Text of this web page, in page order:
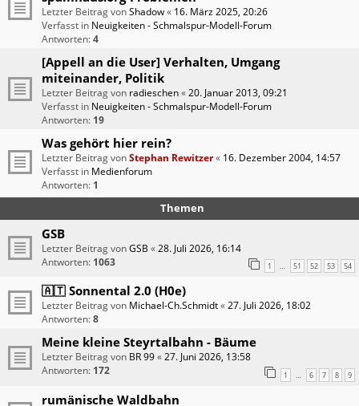
Letzter Beitrag vonShadow« 16. März 2025, 20:26
Verfasst in Neuigkeiten - Schmalspur-Modell-Forum
Antworten:4
[Appell an die User] Verhalten, Umgang
miteinander, Politik
Letzter Beitrag von radieschen«20. Januar 2013, 09:21
Verfasst in Neuigkeiten - Schmalspur-Modell-Forum
Antworten: 19
Was gehört hier rein?
Letzter Beitrag vonStephan Rewitzer« 16. Dezember 2004, 14:57
Verfasst in Medienforum
Antworten: 1
Themen
GSB
Letzter Beitrag vonGSB «28. Juli 2026, 16:14
Antworten: 1063 1 … 51 52 53 54
🇦🇹 Sonnental 2.0 (H0e)
Letzter Beitrag von Michael-Ch.Schmidt«27. Juli 2026, 18:02
Antworten:8
Meine kleine Steyrtalbahn - Bäume
Letzter Beitrag von BR 99«27. Juni 2026, 13:58
Antworten: 172 1 … 6 7 8 9
rumänische Waldbahn